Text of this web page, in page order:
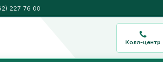
227 76 00
Колл-центр